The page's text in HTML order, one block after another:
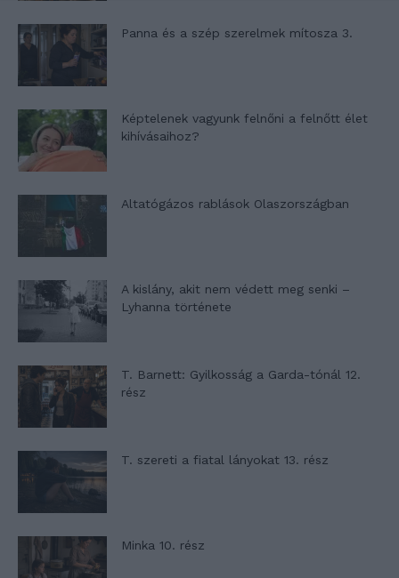
Panna és a szép szerelmek mítosza 3.
Képtelenek vagyunk felnőni a felnőtt élet
kihívásaihoz?
Altatógázos rablások Olaszországban
A kislány, akit nem védett meg senki –
Lyhanna története
T. Barnett: Gyilkosság a Garda-tónál 12.
rész
T. szereti a fiatal lányokat 13. rész
Minka 10. rész